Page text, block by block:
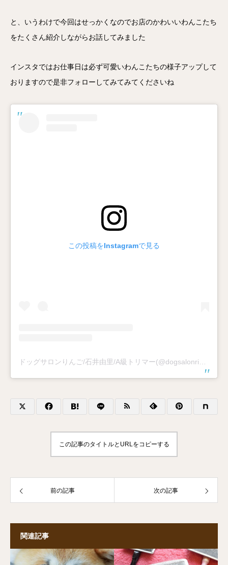
と、いうわけで今回はせっかくなのでお店のかわいいわんこたち
をたくさん紹介しながらお話してみました
インスタではお仕事日は必ず可愛いわんこたちの様子アップして
おりますので是非フォローしてみてみてくださいね
この投稿をInstagramで見る
この記事のタイトルとURLをコピーする
前の記事 次の記事
関連記事